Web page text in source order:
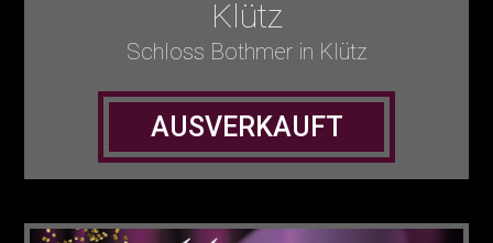
Klütz
Schloss Bothmer in Klütz
AUSVERKAUFT